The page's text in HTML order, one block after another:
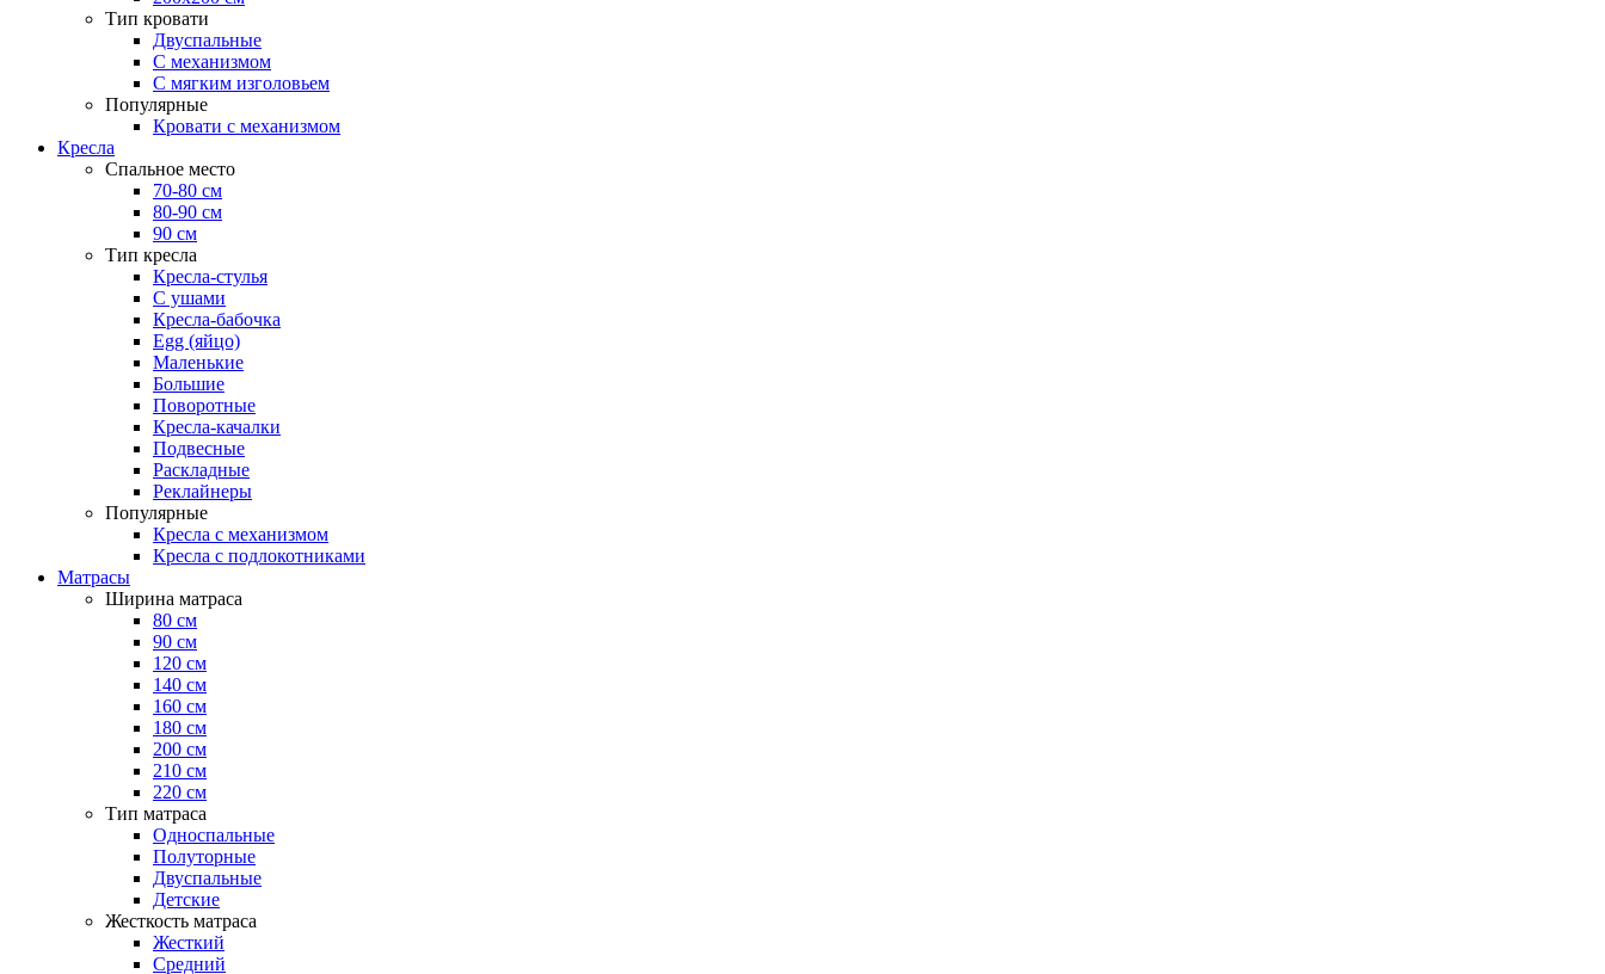
Тип кровати
Двуспальные
С механизмом
С мягким изголовьем
Популярные
Кровати с механизмом
Кресла
Спальное место
70-80 см
80-90 см
90 см
Тип кресла
Кресла-стулья
С ушами
Кресла-бабочка
Egg (яйцо)
Маленькие
Большие
Поворотные
Кресла-качалки
Подвесные
Раскладные
Реклайнеры
Популярные
Кресла с механизмом
Кресла с подлокотниками
Матрасы
Ширина матраса
80 см
90 см
120 см
140 см
160 см
180 см
200 см
210 см
220 см
Тип матраса
Односпальные
Полуторные
Двуспальные
Детские
Жесткость матраса
Жесткий
Средний